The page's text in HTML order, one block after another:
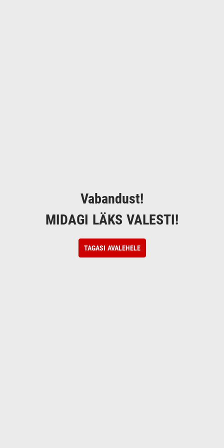
Vabandust!
MIDAGI LÄKS VALESTI!
TAGASI AVALEHELE